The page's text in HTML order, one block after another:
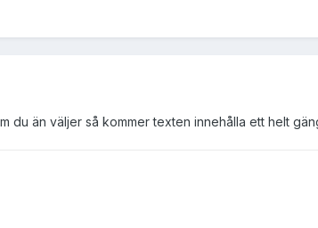
du än väljer så kommer texten innehålla ett helt